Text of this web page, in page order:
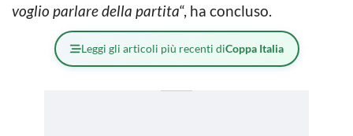
voglio parlare della partita“, ha concluso.
Leggi gli articoli più recenti diCoppa Italia